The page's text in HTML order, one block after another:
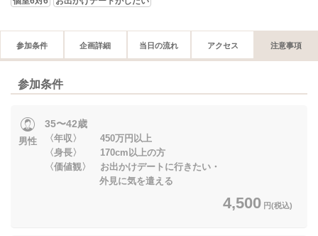
参加条件 企画詳細 当日の流れ アクセス 注意事項
参加条件
男性
35〜42歳
〈年収〉 450万円以上
〈身長〉 170cm以上の方
〈価値観〉 お出かけデートに行きたい・
外見に気を遣える
4,500 円(税込)